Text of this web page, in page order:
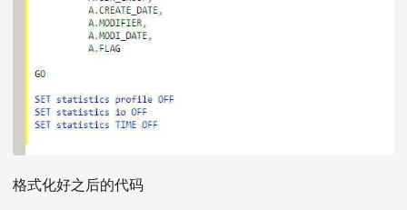
格式化好之后的代码